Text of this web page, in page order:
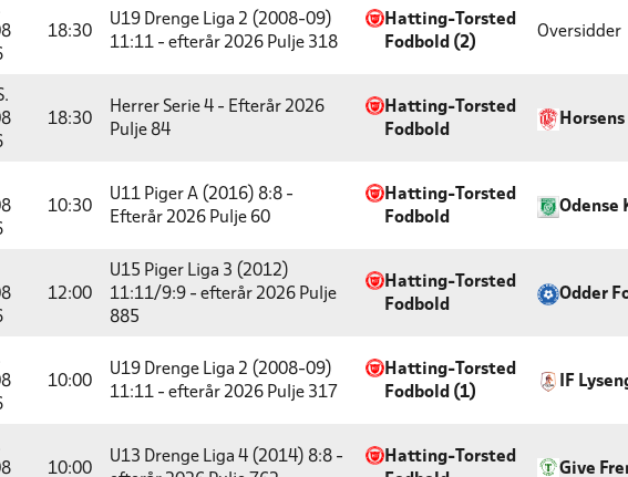
18:30
U19 Drenge Liga 2 (2008-09)
11:11 - efterår 2026 Pulje 318
Hatting-Torsted
Fodbold (2)
Oversidder
18:30
Herrer Serie 4 - Efterår 2026
Pulje 84
Hatting-Torsted
Fodbold
10:30
U11 Piger A (2016) 8:8 -
Efterår 2026 Pulje 60
Hatting-Torsted
Fodbold
Odense
12:00
U15 Piger Liga 3 (2012)
11:11/9:9 - efterår 2026 Pulje
885
Hatting-Torsted
Fodbold
Odder
10:00
U19 Drenge Liga 2 (2008-09)
11:11 - efterår 2026 Pulje 317
Hatting-Torsted
Fodbold (1)
IF
10:00
U13 Drenge Liga 4 (2014) 8:8 -
Hatting-Torsted
Give